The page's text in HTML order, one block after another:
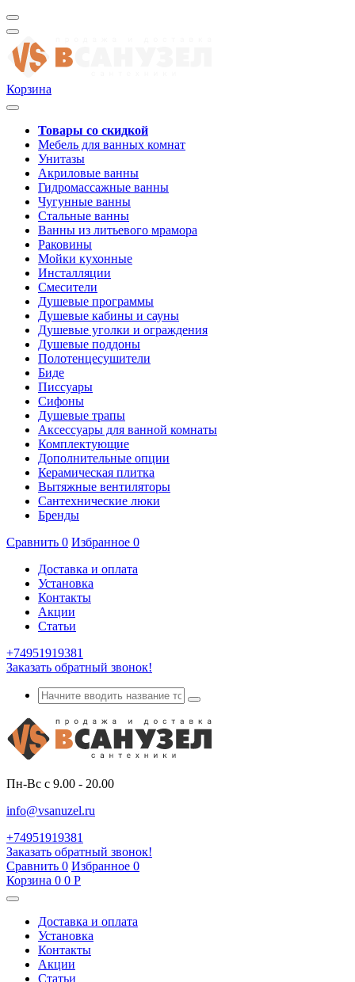
Корзина
Товары со скидкой
Мебель для ванных комнат
Унитазы
Акриловые ванны
Гидромассажные ванны
Чугунные ванны
Стальные ванны
Ванны из литьевого мрамора
Раковины
Мойки кухонные
Инсталляции
Смесители
Душевые программы
Душевые кабины и сауны
Душевые уголки и ограждения
Душевые поддоны
Полотенцесушители
Биде
Писсуары
Сифоны
Душевые трапы
Аксессуары для ванной комнаты
Комплектующие
Дополнительные опции
Керамическая плитка
Вытяжные вентиляторы
Сантехнические люки
Бренды
Сравнить 0 Избранное 0
Доставка и оплата
Установка
Контакты
Акции
Статьи
+74951919381
Заказать обратный звонок!
Пн-Вс с 9.00 - 20.00
info@vsanuzel.ru
+74951919381
Заказать обратный звонок!
Сравнить 0 Избранное 0
Корзина 0 0 Р
Доставка и оплата
Установка
Контакты
Акции
Статьи